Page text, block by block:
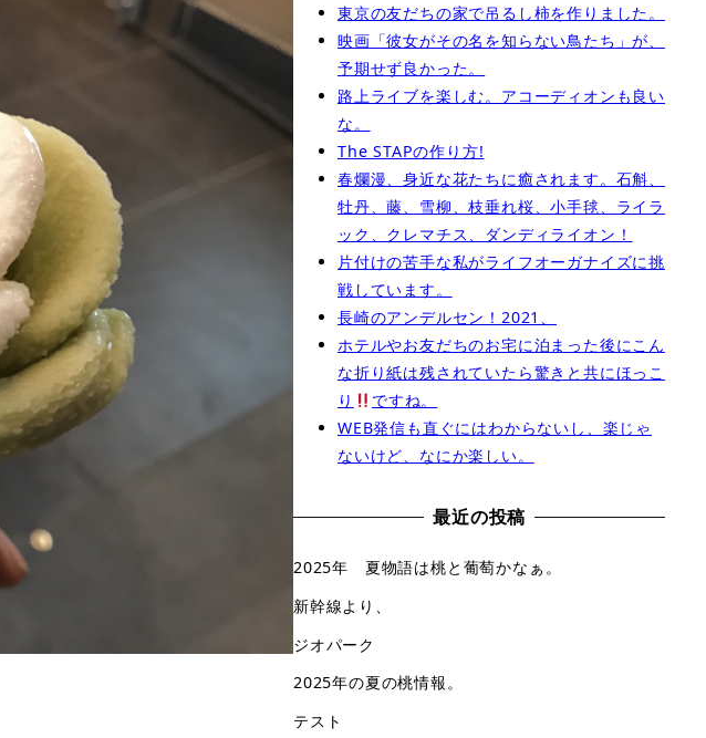
東京の友だちの家で吊るし柿を作りました。
映画「彼女がその名を知らない鳥たち」が、
予期せず良かった。
路上ライブを楽しむ。アコーディオンも良い
な。
The STAPの作り方!
春爛漫、身近な花たちに癒されます。石斛、
牡丹、藤、雪柳、枝垂れ桜、小手毬、ライラ
ック、クレマチス、ダンディライオン！
片付けの苦手な私がライフオーガナイズに挑
戦しています。
長崎のアンデルセン！2021、
ホテルやお友だちのお宅に泊まった後にこん
な折り紙は残されていたら驚きと共にほっこ
り
ですね。
WEB発信も直ぐにはわからないし、楽じゃ
ないけど、なにか楽しい。
最近の投稿
2025年 夏物語は桃と葡萄かなぁ。
新幹線より、
ジオパーク
2025年の夏の桃情報。
テスト